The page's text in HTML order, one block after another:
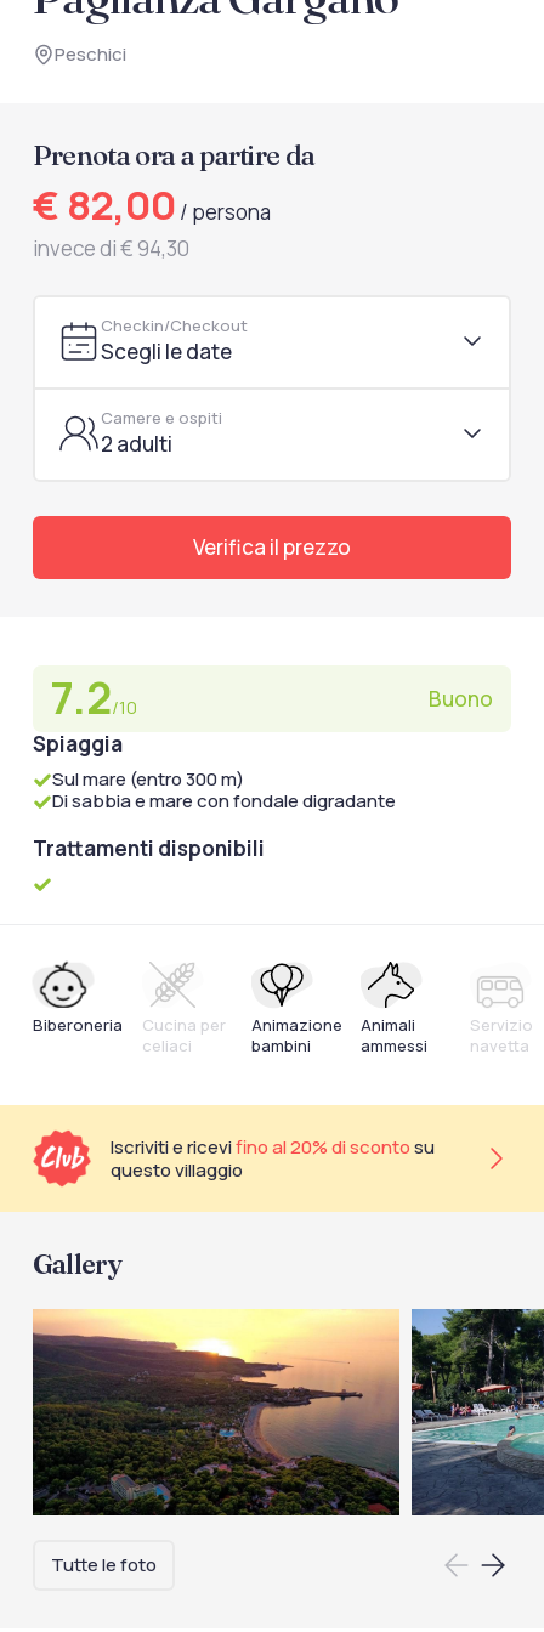
documenti di viaggio.
Peschici
Prenota ora a partire da
€ 82,00 / persona
invece di € 94,30
Checkin/Checkout
Scegli le date
Camere e ospiti
2 adulti
Verifica il prezzo
7.2/10
Buono
Spiaggia
Sul mare (entro 300 m)
Di sabbia e mare con fondale digradante
Trattamenti disponibili
Biberoneria
Cucina per
celiaci
Animazione
bambini
Animali
ammessi
Servizio
navetta
Iscriviti e ricevifino al 20% di scontosu
questo villaggio
Gallery
Tutte le foto